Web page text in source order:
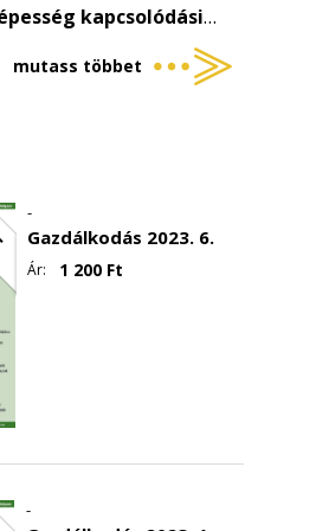
kapcsolódási
mutass többet
-
Gazdálkodás 2023. 6.
Ár: 1 200Ft
-